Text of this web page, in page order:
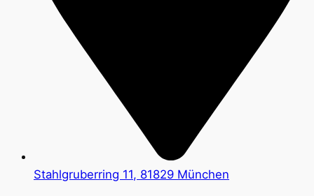
Stahlgruberring 11, 81829 München